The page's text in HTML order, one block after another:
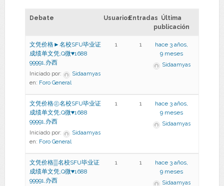
Debate UsuariosEntradas Última
publicación
文凭价格►名校SFU毕业证
成绩单文凭,Q微♥1688
99991,办西
Iniciado por:
Sidaamyas
en: Foro General
1 1
hace 3 años,
9 meses
Sidaamyas
文凭价格㊣名校SFU毕业证
成绩单文凭,Q微♥1688
99991,办西
Iniciado por:
Sidaamyas
en: Foro General
1 1
hace 3 años,
9 meses
Sidaamyas
文凭价格▒名校SFU毕业证
成绩单文凭,Q微♥1688
99991,办西
1 1
hace 3 años,
9 meses
Sidaamyas